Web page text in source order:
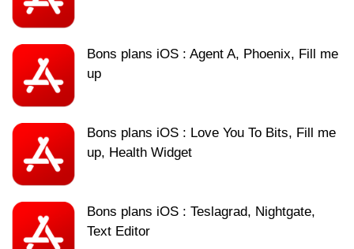
Bons plans iOS : Agent A, Phoenix, Fill me
up
Bons plans iOS : Love You To Bits, Fill me
up, Health Widget
Bons plans iOS : Teslagrad, Nightgate,
Text Editor